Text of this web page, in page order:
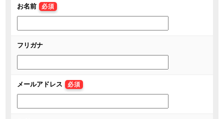
お名前 必須
フリガナ
メールアドレス 必須